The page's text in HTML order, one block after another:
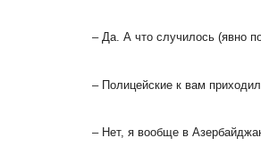
– Да. А что случилось (явно
– Полицейские к вам
– Нет, я вообще в